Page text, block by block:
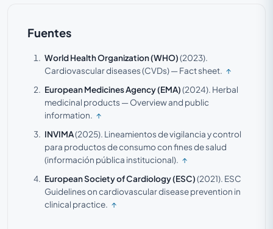
Fuentes
World Health Organization (WHO)(2023).
Cardiovascular diseases (CVDs) — Fact sheet. ↑
European Medicines Agency (EMA)(2024). Herbal
medicinal products — Overview and public
information. ↑
INVIMA(2025). Lineamientos de vigilancia y control
para productos de consumo con fines de salud
(información pública institucional). ↑
European Society of Cardiology (ESC)(2021). ESC
Guidelines on cardiovascular disease prevention in
clinical practice. ↑